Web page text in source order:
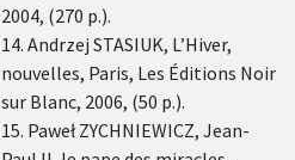
2004, (270 p.).
14. Andrzej STASIUK, L’Hiver,
nouvelles, Paris, Les Éditions Noir
sur Blanc, 2006, (50 p.).
15. Paweł ZYCHNIEWICZ, Jean-